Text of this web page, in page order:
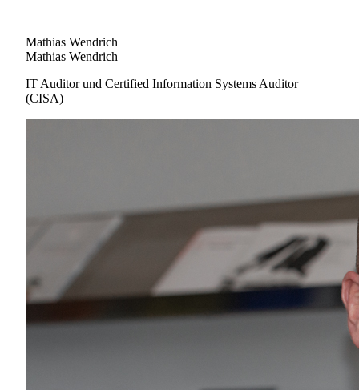
Mathias Wendrich
Mathias Wendrich
IT Auditor und Certified Information Systems Auditor
(CISA)